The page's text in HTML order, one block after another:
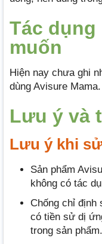
Tác
muốn
Hiện nay chưa ghi
dùng Avisure Mama.
Lưu ý và
Lưu ý khi
Sản phẩm
không có tác
Chống chỉ định
có tiền sử dị
trong sản phẩm.